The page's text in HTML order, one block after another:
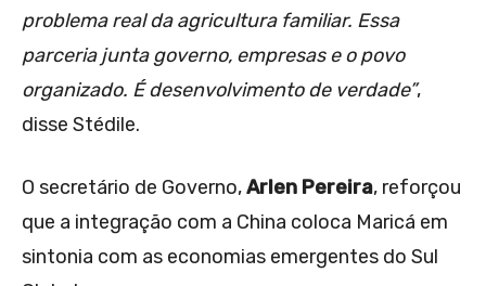
problema real da agricultura familiar. Essa
parceria junta governo, empresas e o povo
organizado. É desenvolvimento de verdade”,
disse Stédile.
O secretário de Governo,Arlen Pereira, reforçou
que a integração com a China coloca Maricá em
sintonia com as economias emergentes do Sul